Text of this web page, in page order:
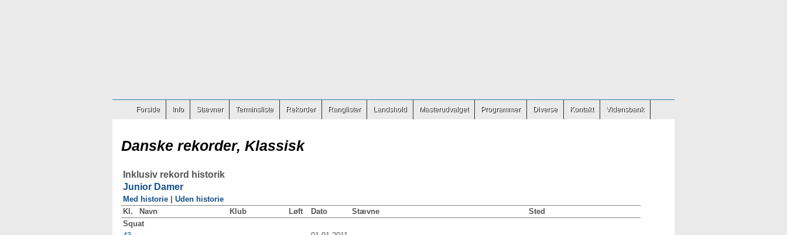
Forside Info Stævner Terminsliste Rekorder Ranglister Landshold Masterudvalget Programmer Diverse Kontakt Vidensbank
Danske rekorder, Klassisk
Inklusiv rekord historik
Junior Damer
Med historie
Uden historie
Kl.
Navn Klub Løft Dato Stævne
Sted
Squat